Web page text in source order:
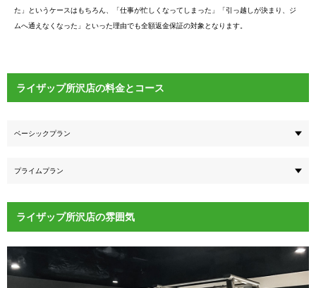
た」というケースはもちろん、「仕事が忙しくなってしまった」「引っ越しが決まり、ジ
ムへ通えなくなった」といった理由でも全額返金保証の対象となります。
ライザップ所沢店の料金とコース
ベーシックプラン
プライムプラン
ライザップ所沢店の雰囲気